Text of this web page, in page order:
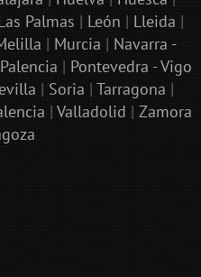
Palmas | León | Lleida |
| Murcia | Navarra -
Palencia | Pontevedra - Vigo
| Soria | Tarragona |
| Valladolid | Zamora